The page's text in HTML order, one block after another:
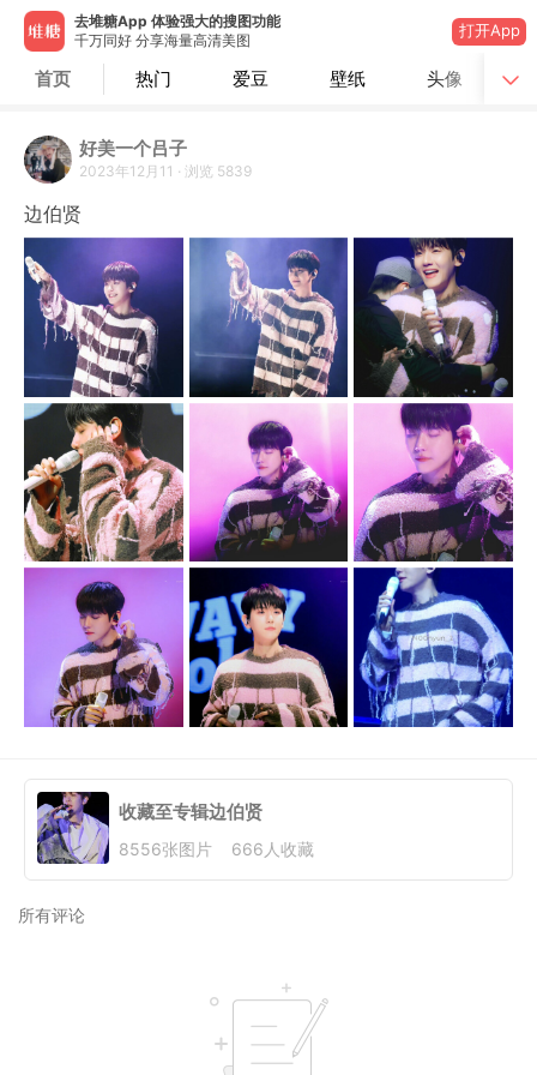
去堆糖App 体验强大的搜图功能
千万同好 分享海量高清美图
打开App
首页 热门 爱豆 壁纸 头像
好美一个吕子
2023年12月11 · 浏览 5839
边伯贤
收藏至专辑边伯贤
8556张图片 666 人收藏
所有评论